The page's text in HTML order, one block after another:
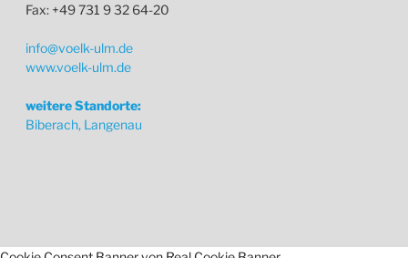
Fax: +49 731 9 32 64-20
info@voelk-ulm.de
www.voelk-ulm.de
weitere Standorte:
Biberach, Langenau